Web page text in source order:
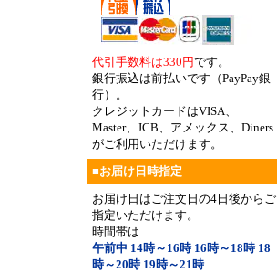
代引手数料は330円です。
銀行振込は前払いです（PayPay銀
行）。
クレジットカードはVISA、
Master、JCB、アメックス、Diners
がご利用いただけます。
■お届け日時指定
お届け日はご注文日の4日後からご
指定いただけます。
時間帯は
午前中 14時～16時 16時～18時 18
時～20時 19時～21時